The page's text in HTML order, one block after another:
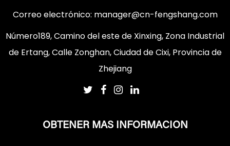
Correo electrónico: manager@cn-fengshang.com
Número189, Camino del este de Xinxing, Zona Industrial
de Ertang, Calle Zonghan, Ciudad de Cixi, Provincia de
Zhejiang
OBTENER MAS INFORMACION